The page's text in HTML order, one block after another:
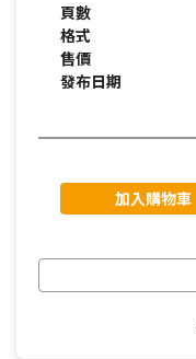
頁數
格式
售價
發布日期
加入購物車